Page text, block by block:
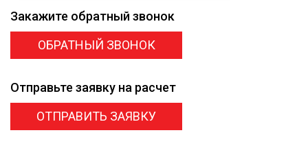
Закажите обратный звонок
ОБРАТНЫЙ ЗВОНОК
Отправьте заявку на расчет
ОТПРАВИТЬ ЗАЯВКУ